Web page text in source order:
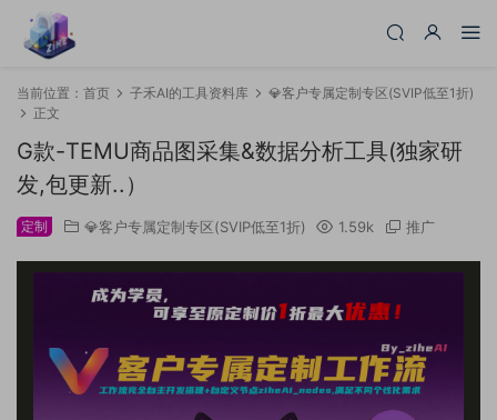
当前位置： 首页 子禾AI的工具资料库
💎客户专属定制专区(SVIP低至1折)
正文
G款-TEMU商品图采集&数据分析工具(独家研
发,包更新..）
定制 💎客户专属定制专区(SVIP低至1折) 1.59k 推广